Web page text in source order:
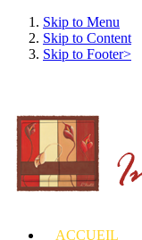
Skip to Menu
Skip to Content
Skip to Footer>
ACCUEIL